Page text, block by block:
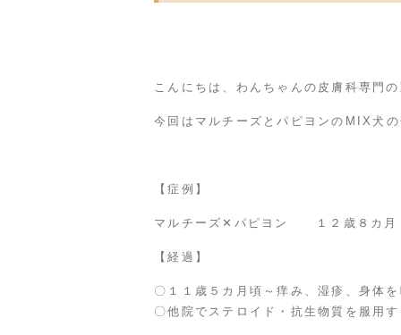
こんにちは、わんちゃんの皮膚科専門
今回はマルチーズとパピヨンのMIX犬
【症例】
マルチーズ✕パピヨン １２歳８カ月
【経過】
〇１１歳５カ月頃～痒み、湿疹、身体
〇他院でステロイド・抗生物質を服用